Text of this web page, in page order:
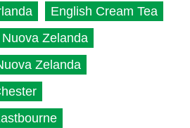
English Cream Tea
Zelanda
Zelanda